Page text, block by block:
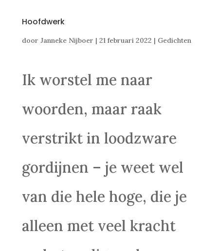
Hoofdwerk
door Janneke Nijboer | 21 februari 2022 | Gedichten
Ik worstel me naar
woorden, maar raak
verstrikt in loodzware
gordijnen – je weet wel
van die hele hoge, die je
alleen met veel kracht